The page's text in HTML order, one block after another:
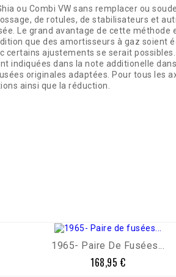
ou Combi VW sans remplacer ou
de rotules, de stabilisateurs et
Le grand avantage de cette méthode
que des amortisseurs à gaz soient
certains ajustements se serait possibles.
indiquées dans la note additionelle
originales adaptées. Pour tous les
ainsi que la réduction.
1965- Paire De Fusées...
Prix
168,95 €